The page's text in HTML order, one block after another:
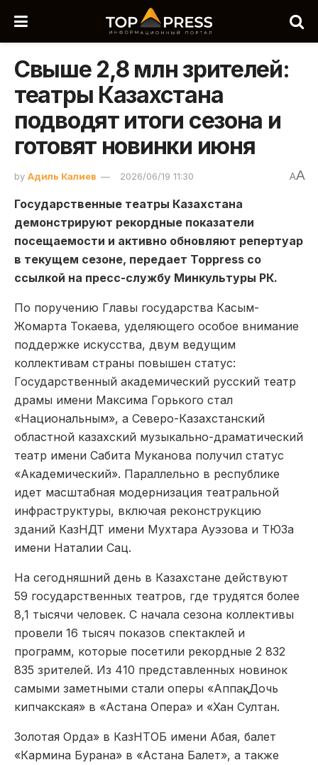
Свыше 2,8 млн зрителей:
театры Казахстана
подводят итоги сезона и
готовят новинки июня
by Адиль Калиев 2026/06/19 11:30 AA
Государственные театры Казахстана
демонстрируют рекордные показатели
посещаемости и активно обновляют репертуар
в текущем сезоне, передает Toppress со
ссылкой на пресс-службу Минкультуры РК.
По поручению Главы государства Касым-
Жомарта Токаева, уделяющего особое внимание
поддержке искусства, двум ведущим
коллективам страны повышен статус:
Государственный академический русский театр
драмы имени Максима Горького стал
«Национальным», а Северо-Казахстанский
областной казахский музыкально-драматический
театр имени Сабита Муканова получил статус
«Академический». Параллельно в республике
идет масштабная модернизация театральной
инфраструктуры, включая реконструкцию
зданий КазНДТ имени Мухтара Ауэзова и ТЮЗа
имени Наталии Сац.
На сегодняшний день в Казахстане действуют
59 государственных театров, где трудятся более
8,1 тысячи человек. С начала сезона коллективы
провели 16 тысяч показов спектаклей и
программ, которые посетили рекордные 2 832
835 зрителей. Из 410 представленных новинок
самыми заметными стали оперы «Аппақ. Дочь
кипчакская» в «Астана Опера» и «Хан Султан.
Золотая Орда» в КазНТОБ имени Абая, балет
«Кармина Бурана» в «Астана Балет», а также